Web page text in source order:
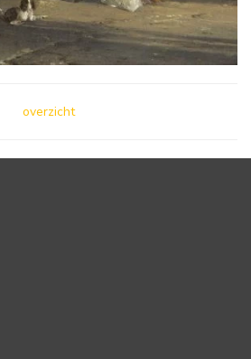
overzicht